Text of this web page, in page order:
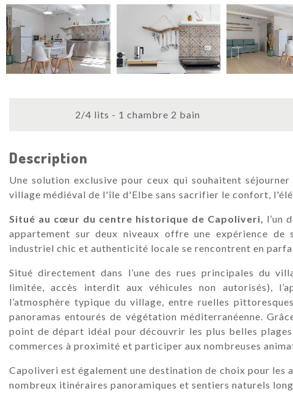
2/4 lits - 1 chambre 2 bain
Description
Une solution exclusive pour ceux qui souhaitent
village médiéval de l'île d'Elbe sans sacrifier le confort,
Situé au cœur du centre historique de Capoliveri, l’un
appartement sur deux niveaux offre une expérience de
industriel chic et authenticité locale se rencontrent en
Situé directement dans l’une des rues principales du
limitée, accès interdit aux véhicules non autorisés),
l’atmosphère typique du village, entre ruelles
panoramas entourés de végétation méditerranéenne.
point de départ idéal pour découvrir les plus belles
commerces à proximité et participer aux nombreuses
Capoliveri est également une destination de choix pour les
nombreux itinéraires panoramiques et sentiers naturels